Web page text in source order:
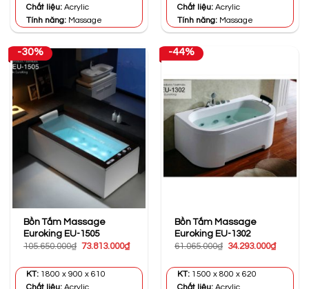
Chất liệu: Acrylic
Tính năng: Massage
Chất liệu: Acrylic
Tính năng: Massage
-30%
Bồn Tắm Massage
Euroking EU-1505
105.650.000₫ Giá
105.650.000₫.
73.813.000₫Giá
là:
73.813.000₫.
KT: 1800 x 900 x 610
-44%
Bồn Tắm Massage
Euroking EU-1302
61.065.000₫ Giá
61.065.000₫.
34.293.000₫Giá
KT: 1500 x 800 x 620